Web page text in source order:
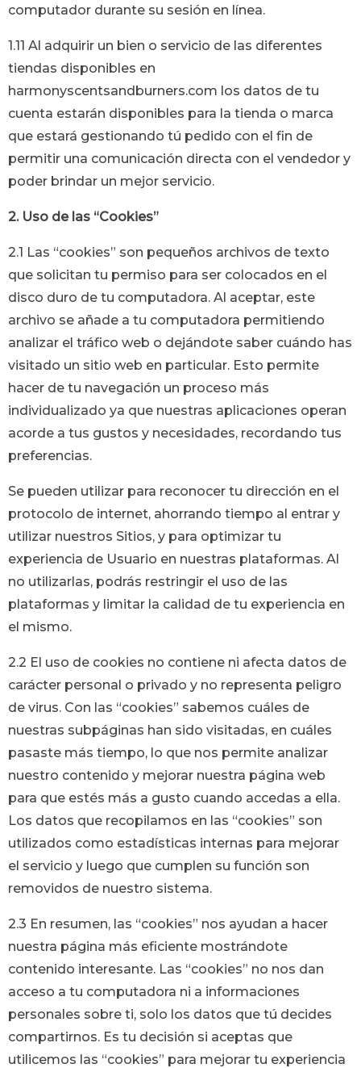
computador durante su sesión en línea.
1.11 Al adquirir un bien o servicio de las diferentes
tiendas disponibles en
harmonyscentsandburners.com los datos de tu
cuenta estarán disponibles para la tienda o marca
que estará gestionando tú pedido con el fin de
permitir una comunicación directa con el vendedor y
poder brindar un mejor servicio.
2. Uso de las “Cookies”
2.1 Las “cookies” son pequeños archivos de texto
que solicitan tu permiso para ser colocados en el
disco duro de tu computadora. Al aceptar, este
archivo se añade a tu computadora permitiendo
analizar el tráfico web o dejándote saber cuándo has
visitado un sitio web en particular. Esto permite
hacer de tu navegación un proceso más
individualizado ya que nuestras aplicaciones operan
acorde a tus gustos y necesidades, recordando tus
preferencias.
Se pueden utilizar para reconocer tu dirección en el
protocolo de internet, ahorrando tiempo al entrar y
utilizar nuestros Sitios, y para optimizar tu
experiencia de Usuario en nuestras plataformas. Al
no utilizarlas, podrás restringir el uso de las
plataformas y limitar la calidad de tu experiencia en
el mismo.
2.2 El uso de cookies no contiene ni afecta datos de
carácter personal o privado y no representa peligro
de virus. Con las “cookies” sabemos cuáles de
nuestras subpáginas han sido visitadas, en cuáles
pasaste más tiempo, lo que nos permite analizar
nuestro contenido y mejorar nuestra página web
para que estés más a gusto cuando accedas a ella.
Los datos que recopilamos en las “cookies” son
utilizados como estadísticas internas para mejorar
el servicio y luego que cumplen su función son
removidos de nuestro sistema.
2.3 En resumen, las “cookies” nos ayudan a hacer
nuestra página más eficiente mostrándote
contenido interesante. Las “cookies” no nos dan
acceso a tu computadora ni a informaciones
personales sobre ti, solo los datos que tú decides
compartirnos. Es tu decisión si aceptas que
utilicemos las “cookies” para mejorar tu experiencia